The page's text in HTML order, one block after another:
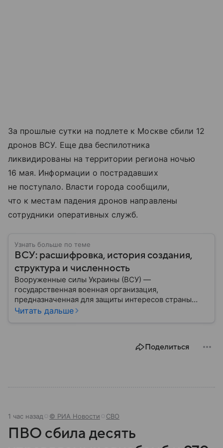
За прошлые сутки на подлете к Москве сбили 12
дронов ВСУ. Еще два беспилотника
ликвидированы на территории региона ночью
16 мая. Информации о пострадавших
не поступало. Власти города сообщили,
что к местам падения дронов направлены
сотрудники оперативных служб.
Узнать больше по теме
ВСУ: расшифровка, история создания,
структура и численность
Вооруженные силы Украины (ВСУ) —
государственная военная организация,
предназначенная для защиты интересов страны
военным путем. Была создана после
Читать дальше
Поделиться
1 час назад © РИА Новости СВО
ПВО сбила десять